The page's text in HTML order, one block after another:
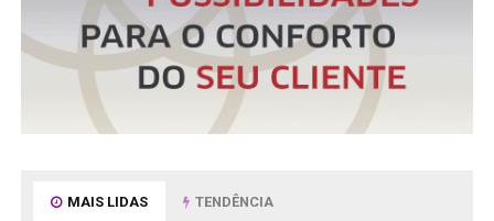
MAIS LIDAS TENDÊNCIA